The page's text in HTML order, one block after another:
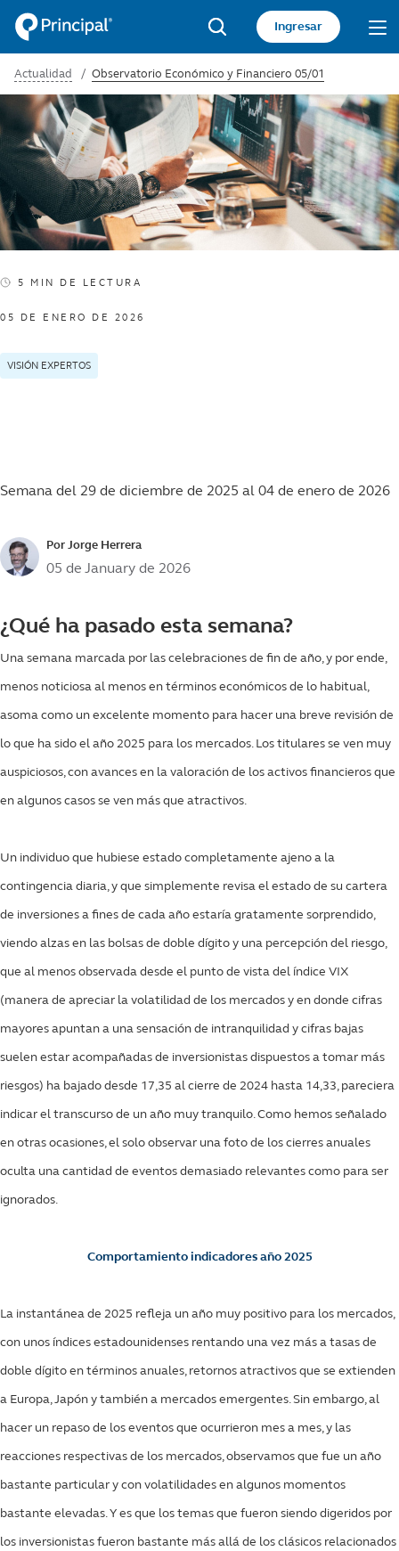
Pasar
contenido
principal
Acceso
sitio
privado
Search
Ingresar
Actualidad Observatorio Económico y Financiero 05/01
5 MIN DE LECTURA
05 DE ENERO DE 2026
VISIÓN EXPERTOS
Semana del 29 de diciembre de 2025 al 04 de enero de 2026
Por Jorge Herrera
05 de January de 2026
¿Qué ha pasado esta semana?
Una semana marcada por las celebraciones de fin de año, y por ende,
menos noticiosa al menos en términos económicos de lo habitual,
asoma como un excelente momento para hacer una breve revisión de
lo que ha sido el año 2025 para los mercados. Los titulares se ven muy
auspiciosos, con avances en la valoración de los activos financieros que
en algunos casos se ven más que atractivos.
Un individuo que hubiese estado completamente ajeno a la
contingencia diaria, y que simplemente revisa el estado de su cartera
de inversiones a fines de cada año estaría gratamente sorprendido,
viendo alzas en las bolsas de doble dígito y una percepción del riesgo,
que al menos observada desde el punto de vista del índice VIX
(manera de apreciar la volatilidad de los mercados y en donde cifras
mayores apuntan a una sensación de intranquilidad y cifras bajas
suelen estar acompañadas de inversionistas dispuestos a tomar más
riesgos) ha bajado desde 17,35 al cierre de 2024 hasta 14,33, pareciera
indicar el transcurso de un año muy tranquilo. Como hemos señalado
en otras ocasiones, el solo observar una foto de los cierres anuales
oculta una cantidad de eventos demasiado relevantes como para ser
ignorados.
Comportamiento indicadores año 2025
La instantánea de 2025 refleja un año muy positivo para los mercados,
con unos índices estadounidenses rentando una vez más a tasas de
doble dígito en términos anuales, retornos atractivos que se extienden
a Europa, Japón y también a mercados emergentes. Sin embargo, al
hacer un repaso de los eventos que ocurrieron mes a mes, y las
reacciones respectivas de los mercados, observamos que fue un año
bastante particular y con volatilidades en algunos momentos
bastante elevadas. Y es que los temas que fueron siendo digeridos por
los inversionistas fueron bastante más allá de los clásicos relacionados